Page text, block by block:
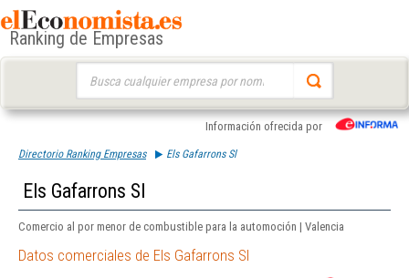
Ranking de Empresas
Información ofrecida por
Directorio Ranking Empresas Els Gafarrons Sl
Els Gafarrons Sl
Comercio al por menor de combustible para la automoción | Valencia
Datos comerciales de Els Gafarrons Sl